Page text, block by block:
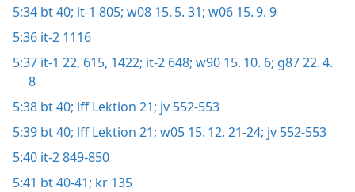
5:34 bt 40; it-1 805; w08 15. 5. 31; w06 15. 9. 9
5:36 it-2 1116
5:37 it-1 22, 615, 1422; it-2 648; w90 15. 10. 6; g87 22. 4.
8
5:38 bt 40; lff Lektion 21; jv 552-553
5:39 bt 40; lff Lektion 21; w05 15. 12. 21-24; jv 552-553
5:40 it-2 849-850
5:41 bt 40-41; kr 135